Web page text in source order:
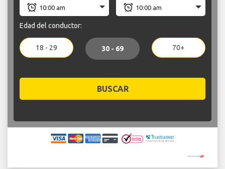
Edad del conductor:
18 - 29 30 - 69 70+
BUSCAR